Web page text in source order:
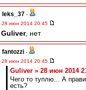
leks_37 -
28 июн 2014 20:45
Guliver, нет
fantozzi -
28 июн 2014 20:45
Guliver » 28 июн 2014
Чего то туплю... А
есть?